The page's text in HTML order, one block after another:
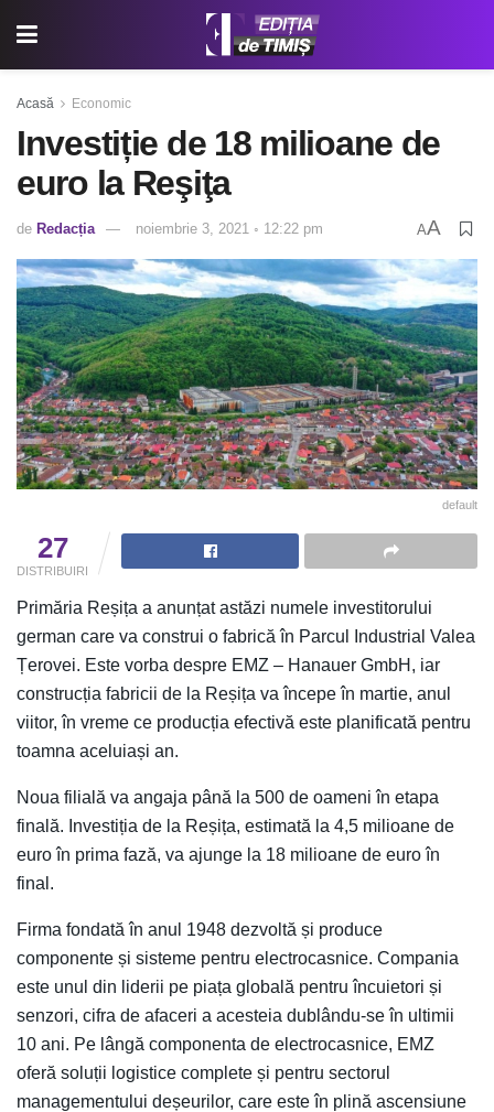
Acasă Economic
Investiție de 18 milioane de
euro la Reşiţa
de Redacția noiembrie 3, 2021 ◦ 12:22 pm AA
default
27
DISTRIBUIRI
Primăria Reșița a anunțat astăzi numele investitorului
german care va construi o fabrică în Parcul Industrial Valea
Țerovei. Este vorba despre EMZ – Hanauer GmbH, iar
construcția fabricii de la Reșița va începe în martie, anul
viitor, în vreme ce producția efectivă este planificată pentru
toamna aceluiași an.
Noua filială va angaja până la 500 de oameni în etapa
finală. Investiția de la Reșița, estimată la 4,5 milioane de
euro în prima fază, va ajunge la 18 milioane de euro în
final.
Firma fondată în anul 1948 dezvoltă și produce
componente și sisteme pentru electrocasnice. Compania
este unul din liderii pe piața globală pentru încuietori și
senzori, cifra de afaceri a acesteia dublându-se în ultimii
10 ani. Pe lângă componenta de electrocasnice, EMZ
oferă soluții logistice complete și pentru sectorul
managementului deșeurilor, care este în plină ascensiune